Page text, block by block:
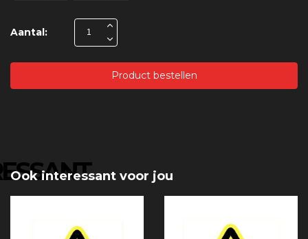
Aantal:
Product bestellen
Ook interessant voor jou